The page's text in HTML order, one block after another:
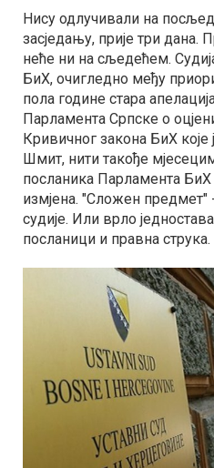
Нису одлучивали на
засједању, прије три дана.
неће ни на сљедећем.
БиХ, очигледно међу
пола године стара
Парламента Српске о
Кривичног закона БиХ које
Шмит, нити такође
посланика Парламента БиХ
измјена. "Сложен предмет"
судије. Или врло
посланици и правна струка.